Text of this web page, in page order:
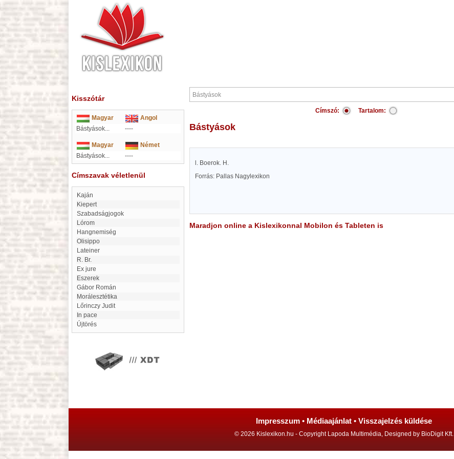
Kisszótár
Magyar
Angol
Bástyások...
----
Magyar
Német
Bástyások...
----
Címszavak véletlenül
Kaján
Kiepert
Szabadságjogok
Lórom
hangnemiség
Olisippo
lateiner
R. Br.
ex jure
eszerek
Gábor Román
morálesztétika
Lőrinczy Judit
in pace
Újtörés
Címszó: Tartalom:
Bástyások
l. Boerok. H.
Forrás: Pallas Nagylexikon
Maradjon online a Kislexikonnal Mobilon és Tableten is
Impresszum • Médiaajánlat • Visszajelzés küldése
© 2026 Kislexikon.hu - Copyright Lapoda Multimédia, Designed by BioDigit Kft.